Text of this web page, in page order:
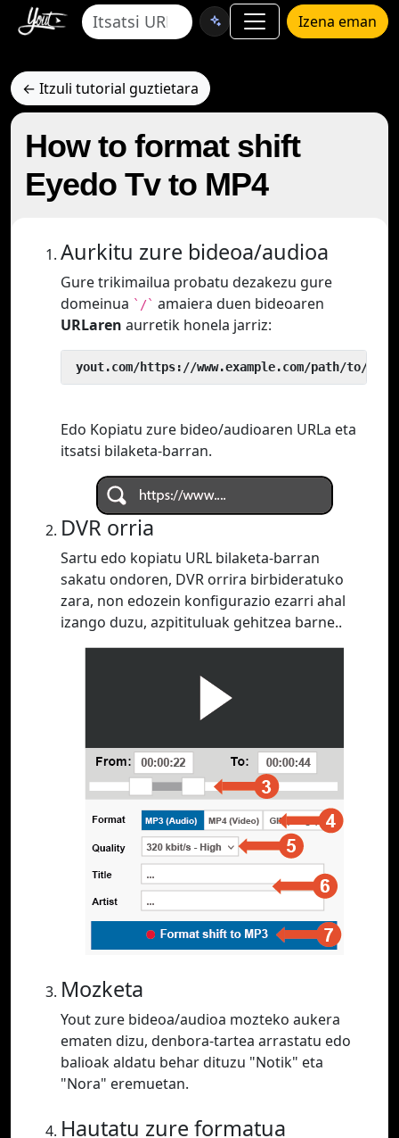
Izena eman
← Itzuli tutorial guztietara
How to format shift
Eyedo Tv to MP4
Aurkitu zure bideoa/audioa
Gure trikimailua probatu dezakezu gure
domeinua `/` amaiera duen bideoaren
URLaren aurretik honela jarriz:
yout.com/https://www.example.com/path/to/
Edo Kopiatu zure bideo/audioaren URLa eta
itsatsi bilaketa-barran.
DVR orria
Sartu edo kopiatu URL bilaketa-barran
sakatu ondoren, DVR orrira birbideratuko
zara, non edozein konfigurazio ezarri ahal
izango duzu, azpitituluak gehitzea barne..
Mozketa
Yout zure bideoa/audioa mozteko aukera
ematen dizu, denbora-tartea arrastatu edo
balioak aldatu behar dituzu "Notik" eta
"Nora" eremuetan.
Hautatu zure formatua